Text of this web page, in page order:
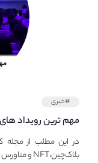
#خبری
معرفی بهترین
در این مطلب از مجله
بلاک‌چین،NFT و متاورس را معرفی می‌کنیم.